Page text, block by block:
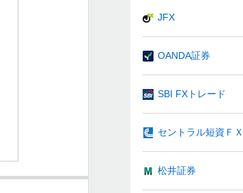
JFX
OANDA証券
SBI FXトレード
セントラル短資ＦＸ
松井証券